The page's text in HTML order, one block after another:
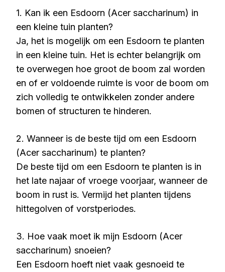
1. Kan ik een Esdoorn (Acer saccharinum) in
een kleine tuin planten?
Ja, het is mogelijk om een Esdoorn te planten
in een kleine tuin. Het is echter belangrijk om
te overwegen hoe groot de boom zal worden
en of er voldoende ruimte is voor de boom om
zich volledig te ontwikkelen zonder andere
bomen of structuren te hinderen.
2. Wanneer is de beste tijd om een Esdoorn
(Acer saccharinum) te planten?
De beste tijd om een Esdoorn te planten is in
het late najaar of vroege voorjaar, wanneer de
boom in rust is. Vermijd het planten tijdens
hittegolven of vorstperiodes.
3. Hoe vaak moet ik mijn Esdoorn (Acer
saccharinum) snoeien?
Een Esdoorn hoeft niet vaak gesnoeid te